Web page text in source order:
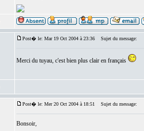
Post� le: Mar 19 Oct 2004 à 23:36 Sujet du message:
Merci du tuyau, c'est bien plus clair en français
Post� le: Mer 20 Oct 2004 à 18:51 Sujet du message:
Bonsoir,